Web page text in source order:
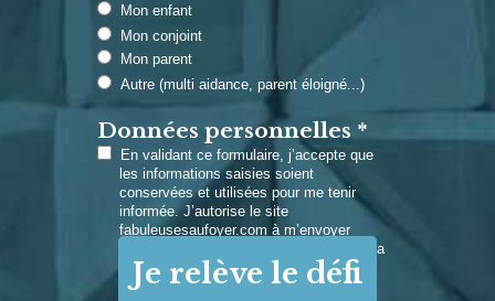
Mon enfant
Mon conjoint
Mon parent
Autre (multi aidance, parent éloigné...)
Données personnelles *
En validant ce formulaire, j’accepte que
les informations saisies soient
conservées et utilisées pour me tenir
informée. J’autorise le site
fabuleusesaufoyer.com à m’envoyer
chaque matin un e-mail motivant pour ma
journée de maman. Je pourrai me
désabonner à tout moment.
Je relève le défi